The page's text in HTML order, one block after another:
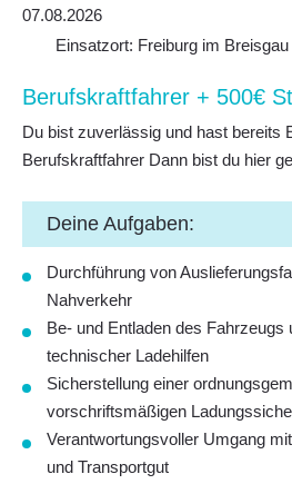
07.08.2026
Einsatzort: Freiburg im Breisgau
Berufs­kraft­fahrer + 500€
Du bist zuverlässig und hast bereits
Berufskraftfahrer Dann bist du hier
Deine Aufgaben:
Durchführung von
Nahverkehr
Be- und Entladen des Fahrzeugs
technischer Ladehilfen
Sicherstellung einer
vorschriftsmäßigen
Verantwortungsvoller Umgang
und Transportgut